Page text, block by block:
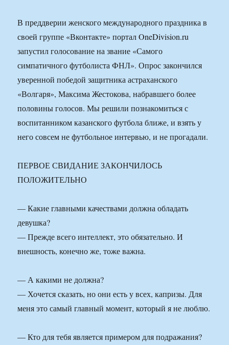
В преддверии женского международного праздника в
своей группе «Вконтакте» портал OneDivision.ru
запустил голосование на звание «Самого
симпатичного футболиста ФНЛ». Опрос закончился
уверенной победой защитника астраханского
«Волгаря», Максима Жестокова, набравшего более
половины голосов. Мы решили познакомиться с
воспитанником казанского футбола ближе, и взять у
него совсем не футбольное интервью, и не прогадали.
ПЕРВОЕ СВИДАНИЕ ЗАКОНЧИЛОСЬ
ПОЛОЖИТЕЛЬНО
— Какие главными качествами должна обладать
девушка?
— Прежде всего интеллект, это обязательно. И
внешность, конечно же, тоже важна.
— А какими не должна?
— Хочется сказать, но они есть у всех, капризы. Для
меня это самый главный момент, который я не люблю.
— Кто для тебя является примером для подражания?